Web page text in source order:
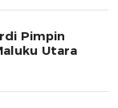
Pimpin
Utara